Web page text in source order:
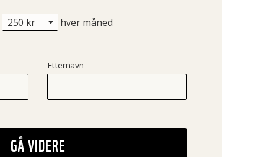
hver måned
Etternavn
GÅ VIDERE